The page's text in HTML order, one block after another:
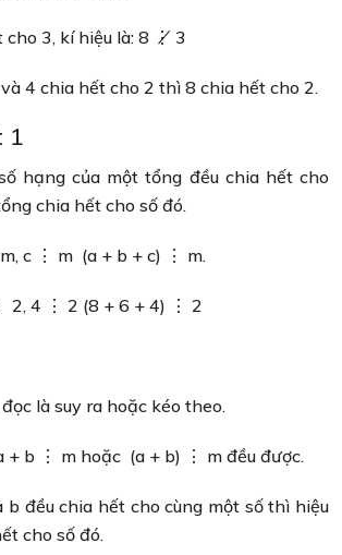
3, kí hiệu là: 8 ⋮̸ 3
4 chia hết cho 2 thì 8 chia hết cho 2.
1
hạng của một tổng đều chia hết cho
chia hết cho số đó.
c ⋮ m (a + b + c) ⋮ m.
2, 4 ⋮ 2 (8 + 6 + 4) ⋮ 2
là suy ra hoặc kéo theo.
+ b ⋮ m hoặc (a + b) ⋮ m đều được.
b đều chia hết cho cùng một số thì hiệu
cho số đó.